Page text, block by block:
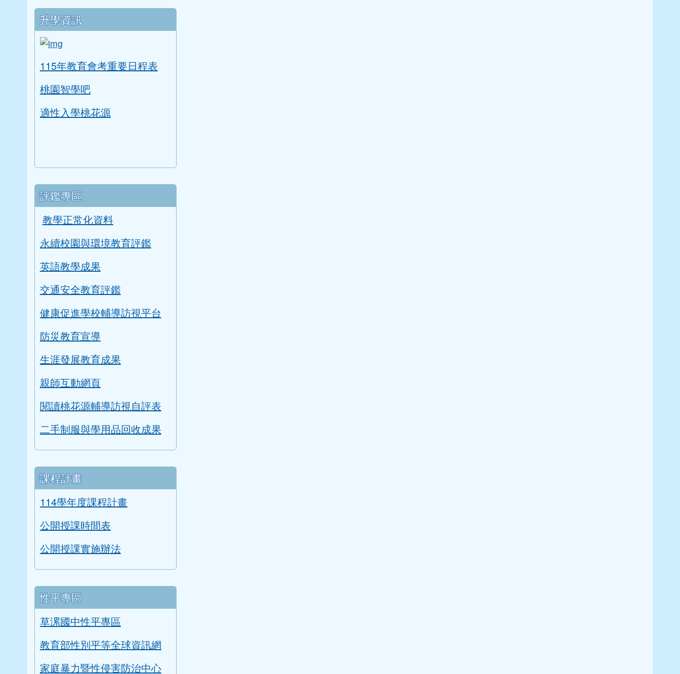
COOL ENGLISH
升學資訊
link to https://tyc.entry.edu.tw/NoExamImitate_TL/NoExamImitate/Apps/Page/Public/News.aspx \
ink to https://tyc.entry.edu.tw/NoExamImitate_TL/NoExamImitate/Apps/Page/Public/News.aspx
115年教育會考重要日程表
評鑑專區
教學正常化資料
永續校園與環境教育評鑑
英語教學成果
交通安全教育評鑑
健康促進學校輔導訪視平台
防災教育宣導
生涯發展教育成果
親師互動網頁
閱讀桃花源輔導訪視自評表
二手制服與學用品回收成果
課程計畫
114學年度課程計畫
公開授課時間表
公開授課實施辦法
性平專區
草漯國中性平專區